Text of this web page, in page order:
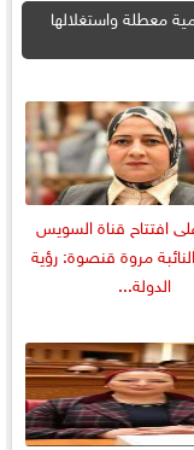
معطلة واستغلالها
على افتتاح قناة السويس
مروة قنصوة: رؤية
الدولة...